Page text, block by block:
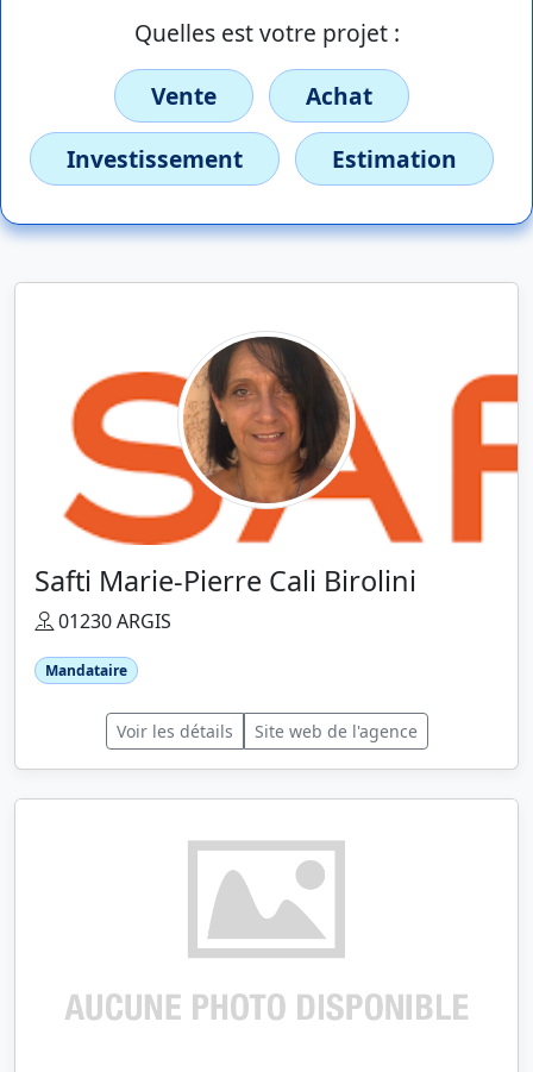
Quelles est votre projet :
Vente
Achat
Investissement
Estimation
Safti Marie-Pierre Cali Birolini
01230 ARGIS
Mandataire
Voir les détails Site web de l'agence